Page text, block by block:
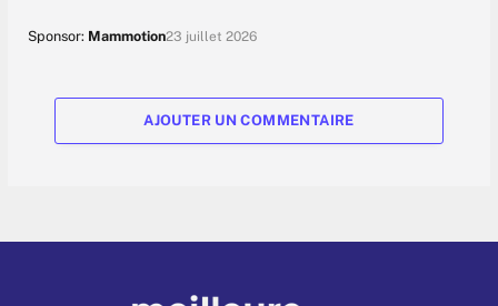
Sponsor: Mammotion23 juillet 2026
AJOUTER UN COMMENTAIRE